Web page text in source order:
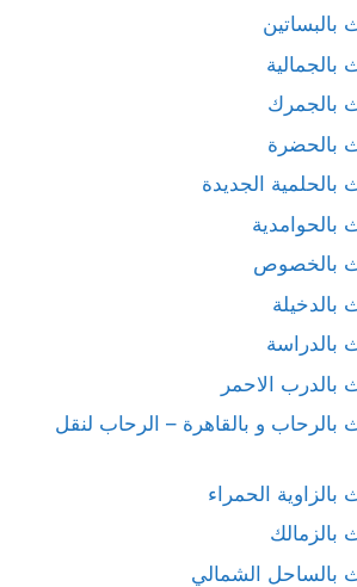
بالبساتين
بالجمرك
بالحضرة
الجديدة
بالحوامدية
بالخصوص
بالدخيلة
بالدراسة
بالدرب الاحمر
بالرحاب و بالقاهرة – الرحاب لنقل
الحمراء
بالزمالك
بالساحل الشمالي